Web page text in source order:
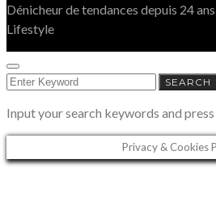
Dénicheur de tendances depuis 24
Lifestyle
SEARCH
FOR:
SEARCH
Input your search keywords and press
Privacy & Cookies